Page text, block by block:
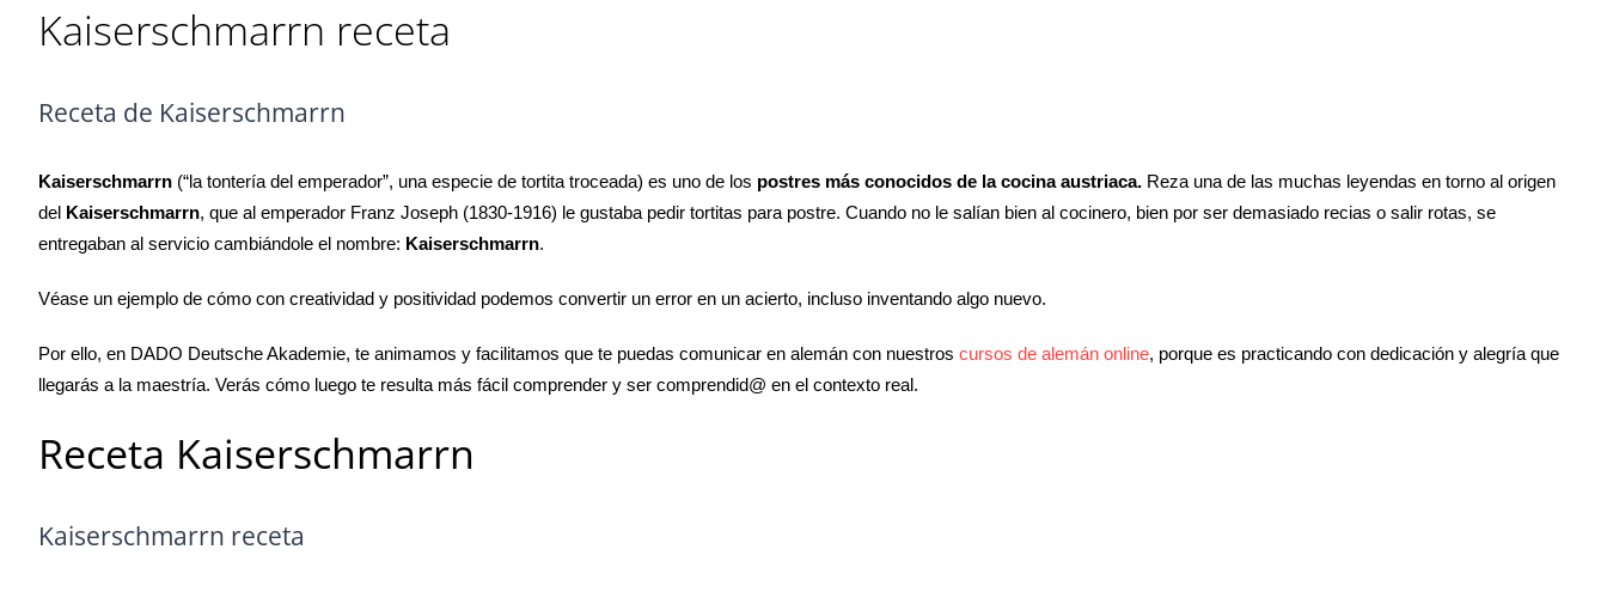
Kaiserschmarrn receta
Receta de Kaiserschmarrn
Kaiserschmarrn (“la tontería del emperador”, una especie de tortita troceada) es uno de los postres más conocidos de la cocina austriaca. Reza una de las muchas leyendas en torno al origen
del Kaiserschmarrn, que al emperador Franz Joseph (1830-1916) le gustaba pedir tortitas para postre. Cuando no le salían bien al cocinero, bien por ser demasiado recias o salir rotas, se
entregaban al servicio cambiándole el nombre: Kaiserschmarrn.
Véase un ejemplo de cómo con creatividad y positividad podemos convertir un error en un acierto, incluso inventando algo nuevo.
Por ello, en DADO Deutsche Akademie, te animamos y facilitamos que te puedas comunicar en alemán con nuestros cursos de alemán online, porque es practicando con dedicación y alegría que
llegarás a la maestría. Verás cómo luego te resulta más fácil comprender y ser comprendid@ en el contexto real.
Receta Kaiserschmarrn
Kaiserschmarrn receta